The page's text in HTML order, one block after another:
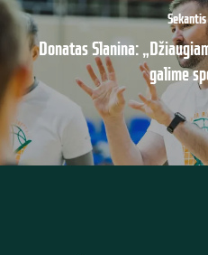
Donatas Slanina:
galime